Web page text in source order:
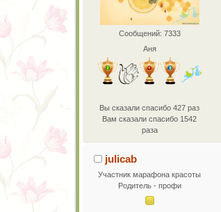
Сообщений: 7333
Аня
Вы сказали спасибо 427 раз
Вам сказали спасибо 1542
раза
julicab
Участник марафона красоты
Родитель - профи